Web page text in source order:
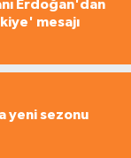
Erdoğan'dan
mesajı
yeni sezonu